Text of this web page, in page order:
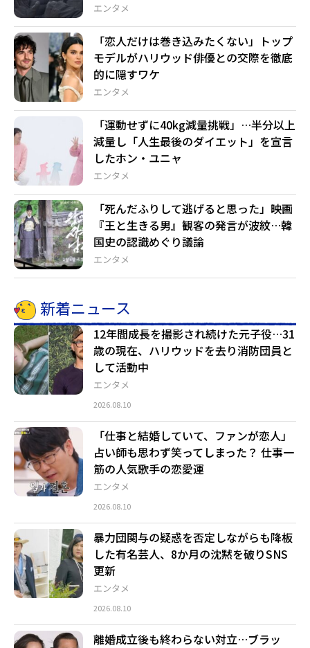
エンタメ
エンタメ
「恋人だけは巻き込みたくない」トップ
モデルがハリウッド俳優との交際を徹底
的に隠すワケ
エンタメ
「運動せずに40kg減量挑戦」…半分以上
減量し「人生最後のダイエット」を宣言
したホン・ユニャ
エンタメ
「死んだふりして逃げると思った」映画
『王と生きる男』観客の発言が波紋…韓
国史の認識めぐり議論
新着ニュース
エンタメ
12年間成長を撮影され続けた元子役…31
歳の現在、ハリウッドを去り消防団員と
して活動中
2026.08.10
エンタメ
「仕事と結婚していて、ファンが恋人」
占い師も思わず笑ってしまった？ 仕事一
筋の人気歌手の恋愛運
2026.08.10
エンタメ
暴力団関与の疑惑を否定しながらも降板
した有名芸人、8か月の沈黙を破りSNS
更新
2026.08.10
離婚成立後も終わらない対立…ブラッ